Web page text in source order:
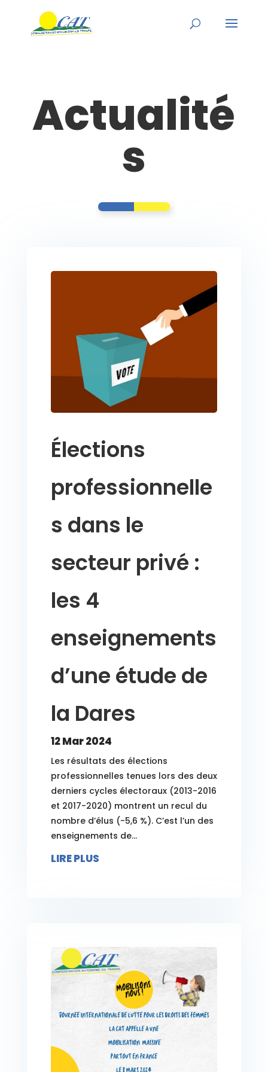
Actualité
s
Élections
professionnelle
s dans le
secteur privé :
les 4
enseignements
d’une étude de
la Dares
12 Mar 2024
Les résultats des élections
professionnelles tenues lors des deux
derniers cycles électoraux (2013-2016
et 2017-2020) montrent un recul du
nombre d’élus (-5,6 %). C’est l’un des
enseignements de...
LIRE PLUS